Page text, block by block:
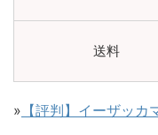
送料
» 【評判】イーザッ